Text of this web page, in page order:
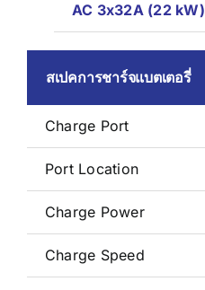
AC 3x32A (22 kW)
สเปคการชาร์จแบตเตอรี่
Charge Port
Port Location
Charge Power
Charge Speed